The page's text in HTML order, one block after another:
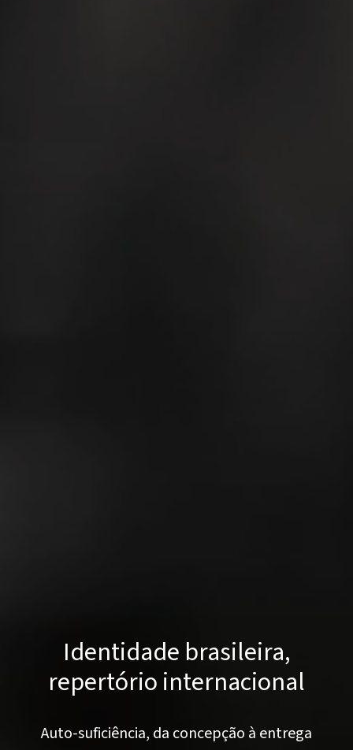
Identidade brasileira,
repertório internacional
Auto-suficiência, da concepção à entrega